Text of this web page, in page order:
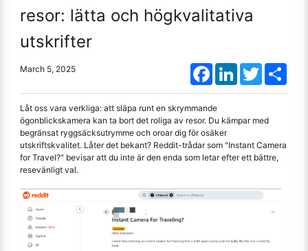
resor: lätta och högkvalitativa
utskrifter
March 5, 2025 FacebookLinkedInTwitter
Låt oss vara verkliga: att släpa runt en skrymmande
ögonblickskamera kan ta bort det roliga av resor. Du kämpar med
begränsat ryggsäcksutrymme och oroar dig för osäker
utskriftskvalitet. Låter det bekant? Reddit-trådar som "Instant Camera
for Travel?" bevisar att du inte är den enda som letar efter ett bättre,
resevänligt val.